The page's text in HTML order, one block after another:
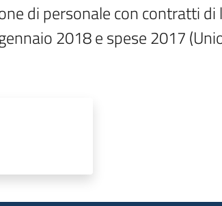
di personale con contratti di
2018 e spese 2017